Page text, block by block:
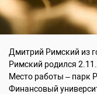
Дмитрий Римский из
Римский родился
Место работы – парк
Финансовый